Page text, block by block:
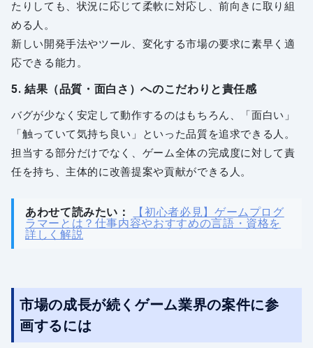
たりしても、状況に応じて柔軟に対応し、前向きに取り組
める人。
新しい開発手法やツール、変化する市場の要求に素早く適
応できる能力。
5. 結果（品質・面白さ）へのこだわりと責任感
バグが少なく安定して動作するのはもちろん、「面白い」
「触っていて気持ち良い」といった品質を追求できる人。
担当する部分だけでなく、ゲーム全体の完成度に対して責
任を持ち、主体的に改善提案や貢献ができる人。
あわせて読みたい：
【初心者必見】ゲームプログ
ラマーとは？仕事内容やおすすめの言語・資格を
詳しく解説
市場の成長が続くゲーム業界の案件に参
画するには